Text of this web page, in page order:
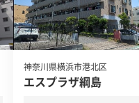
神奈川県横浜市港北区
エスプラザ綱島